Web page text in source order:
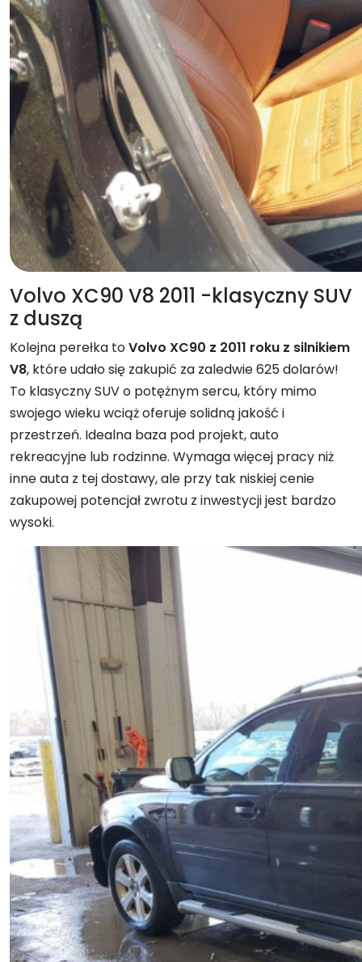
Volvo XC90 V8 2011 -klasyczny SUV
z duszą
Kolejna perełka toVolvo XC90 z 2011 roku z silnikiem
V8, które udało się zakupić za zaledwie 625 dolarów!
To klasyczny SUV o potężnym sercu, który mimo
swojego wieku wciąż oferuje solidną jakość i
przestrzeń. Idealna baza pod projekt, auto
rekreacyjne lub rodzinne. Wymaga więcej pracy niż
inne auta z tej dostawy, ale przy tak niskiej cenie
zakupowej potencjał zwrotu z inwestycji jest bardzo
wysoki.